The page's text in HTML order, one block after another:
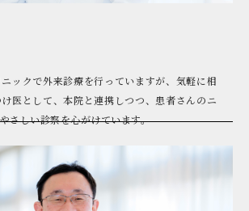
ックで外来診療を行っていますが、気軽に相
医として、本院と連携しつつ、患者さんのニ
さしい診察を心がけています。